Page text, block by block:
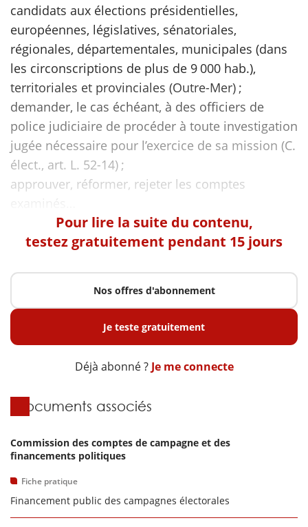
candidats aux élections présidentielles,
européennes, législatives, sénatoriales,
régionales, départementales, municipales (dans
les circonscriptions de plus de 9 000 hab.),
territoriales et provinciales (Outre-Mer) ;
demander, le cas échéant, à des officiers de
police judiciaire de procéder à toute investigation
jugée nécessaire pour l’exercice de sa mission (C.
élect., art. L. 52-14) ;
approuver, réformer, rejeter les comptes
Pour lire la suite du contenu,
testez gratuitement pendant 15 jours
Nos offres d'abonnement
Je teste gratuitement
Déjà abonné ? Je me connecte
Documents associés
Commission des comptes de campagne et des
financements politiques
Fiche pratique
Financement public des campagnes électorales